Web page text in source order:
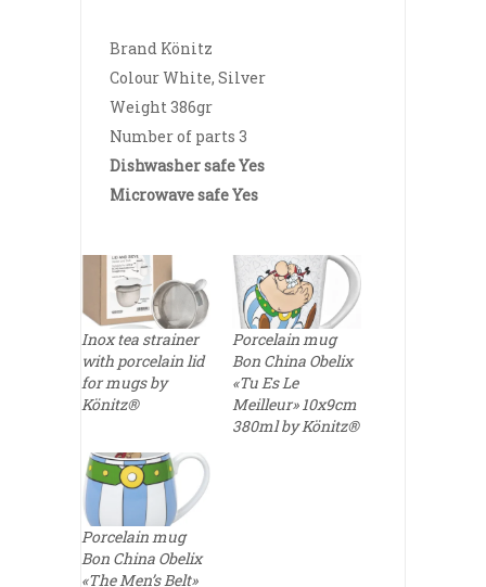
Brand Könitz
Colour White, Silver
Weight 386gr
Number of parts 3
Dishwasher safe Yes
Microwave safe Yes
Inox tea strainer
with porcelain lid
for mugs by
Könitz®
Porcelain mug
Bon China Obelix
«Tu Es Le
Meilleur» 10x9cm
380ml by Könitz®
Porcelain mug
Bon China Obelix
«The Men’s Belt»